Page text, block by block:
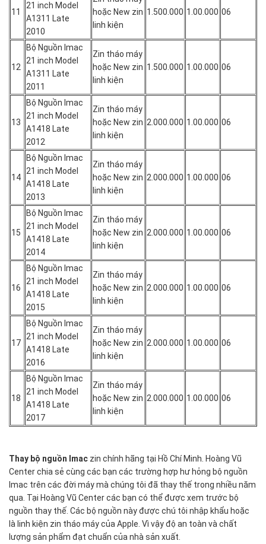
11
21 inch Model
A1311 Late
2010
hoặc New zin
linh kiện
1.500.000 1.00.000 06
12
Bộ Nguồn Imac
21 inch Model
A1311 Late
2011
Zin tháo máy
hoặc New zin
linh kiện
1.500.000 1.00.000 06
13
Bộ Nguồn Imac
21 inch Model
A1418 Late
2012
Zin tháo máy
hoặc New zin
linh kiện
2.000.000 1.00.000 06
14
Bộ Nguồn Imac
21 inch Model
A1418 Late
2013
Zin tháo máy
hoặc New zin
linh kiện
2.000.000 1.00.000 06
15
Bộ Nguồn Imac
21 inch Model
A1418 Late
2014
Zin tháo máy
hoặc New zin
linh kiện
2.000.000 1.00.000 06
16
Bộ Nguồn Imac
21 inch Model
A1418 Late
2015
Zin tháo máy
hoặc New zin
linh kiện
2.000.000 1.00.000 06
17
Bộ Nguồn Imac
21 inch Model
A1418 Late
2016
Zin tháo máy
hoặc New zin
linh kiện
2.000.000 1.00.000 06
18
Bộ Nguồn Imac
21 inch Model
A1418 Late
2017
Zin tháo máy
hoặc New zin
linh kiện
2.000.000 1.00.000 06
Thay bộ nguồn Imac zin chính hãng tại Hồ Chí Minh. Hoàng Vũ
Center chia sẻ cùng các bạn các trường hợp hư hỏng bộ nguồn
Imac trên các đời máy mà chúng tôi đã thay thế trong nhiều năm
qua. Tại Hoàng Vũ Center các bạn có thể được xem trước bộ
nguồn thay thế. Các bộ nguồn này được chú tôi nhập khẩu hoặc
là linh kiện zin tháo máy của Apple. Vì vậy độ an toàn và chất
lượng sản phẩm đạt chuẩn của nhà sản xuất.